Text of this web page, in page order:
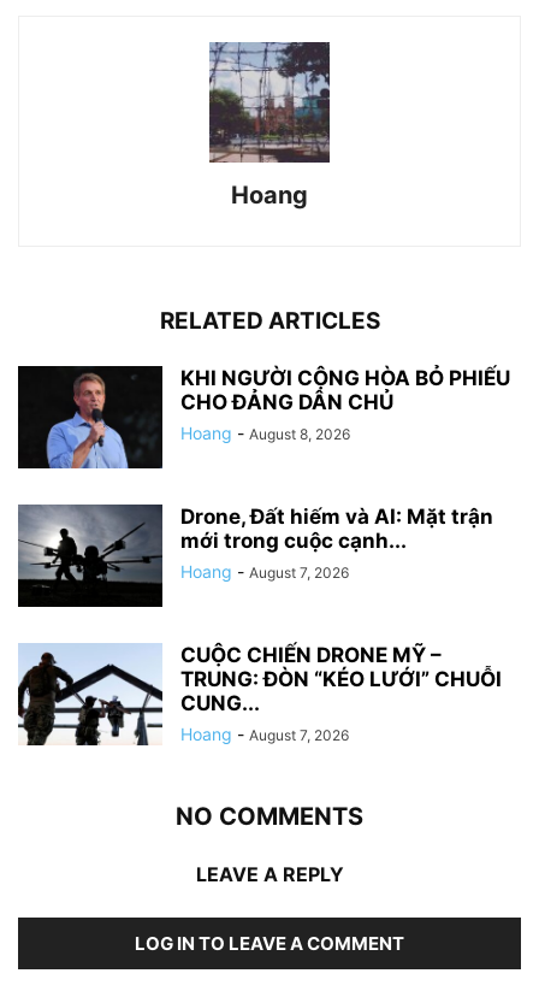
Hoang
RELATED ARTICLES
KHI NGƯỜI CỘNG HÒA BỎ PHIẾU
CHO ĐẢNG DÂN CHỦ
Hoang - August 8, 2026
Drone, Đất hiếm và AI: Mặt trận
mới trong cuộc cạnh...
Hoang - August 7, 2026
CUỘC CHIẾN DRONE MỸ –
TRUNG: ĐÒN “KÉO LƯỚI” CHUỖI
CUNG...
Hoang - August 7, 2026
NO COMMENTS
LEAVE A REPLY
LOG IN TO LEAVE A COMMENT